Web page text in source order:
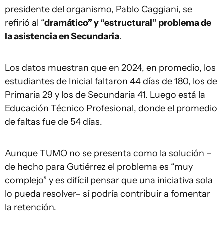
presidente del organismo, Pablo Caggiani, se
refirió al “dramático” y “estructural” problema de
la asistencia en Secundaria.
Los datos muestran que en 2024, en promedio, los
estudiantes de Inicial faltaron 44 días de 180, los de
Primaria 29 y los de Secundaria 41. Luego está la
Educación Técnico Profesional, donde el promedio
de faltas fue de 54 días.
Aunque TUMO no se presenta como la solución –
de hecho para Gutiérrez el problema es “muy
complejo” y es difícil pensar que una iniciativa sola
lo pueda resolver– sí podría contribuir a fomentar
la retención.